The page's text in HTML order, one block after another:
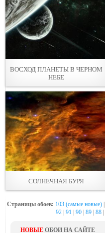
ВОСХОД ПЛАНЕТЫ В ЧЕРНОМ
НЕБЕ
СОЛНЕЧНАЯ БУРЯ
Страницы обоев: 103 (самые новые)|
92| 91 90| 89| 88|
НОВЫЕ ОБОИ НА САЙТЕ